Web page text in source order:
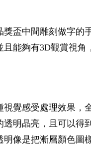
盃中間雕刻做字的
能夠有3D觀賞視角
覺感受處理效果，
明晶亮，且可以得
像是把漸層顏色圖